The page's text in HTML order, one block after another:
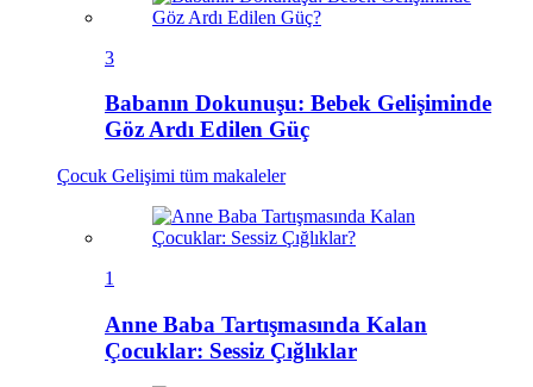
3
Babanın Dokunuşu: Bebek Gelişiminde
Göz Ardı Edilen Güç
Çocuk Gelişimi tüm makaleler
1
Anne Baba Tartışmasında Kalan
Çocuklar: Sessiz Çığlıklar